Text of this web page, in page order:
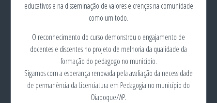
educativos e na disseminação de valores e crenças na comunidade
como um todo.
O reconhecimento do curso demonstrou o engajamento de
docentes e discentes no projeto de melhoria da qualidade da
formação do pedagogo no município.
Sigamos com a esperança renovada pela avaliação da necessidade
de permanência da Licenciatura em Pedagogia no município do
Oiapoque/AP.